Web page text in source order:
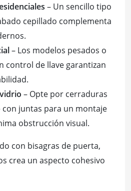
– Un sencillo tipo
cepillado complementa
– Los modelos pesados o
control de llave garantizan
– Opte por cerraduras
con juntas para un montaje
obstrucción visual.
con bisagras de puerta,
crea un aspecto cohesivo